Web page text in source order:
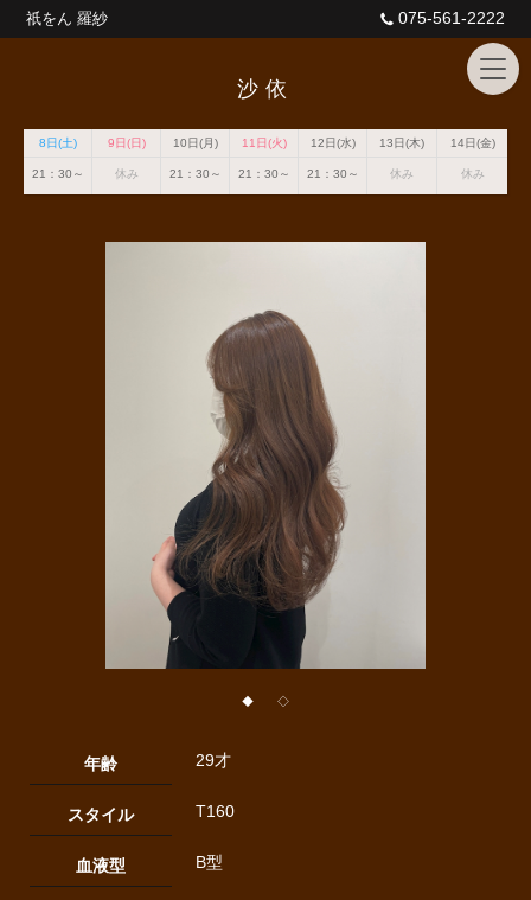
祇をん 羅紗 075-561-2222
沙依
8日(土) 9日(日) 10日(月) 11日(火) 12日(水) 13日(木) 14日(金)
21：30～ 休み 21：30～ 21：30～ 21：30～ 休み 休み
◆ ◇
年齢 29才
スタイル T160
血液型 B型